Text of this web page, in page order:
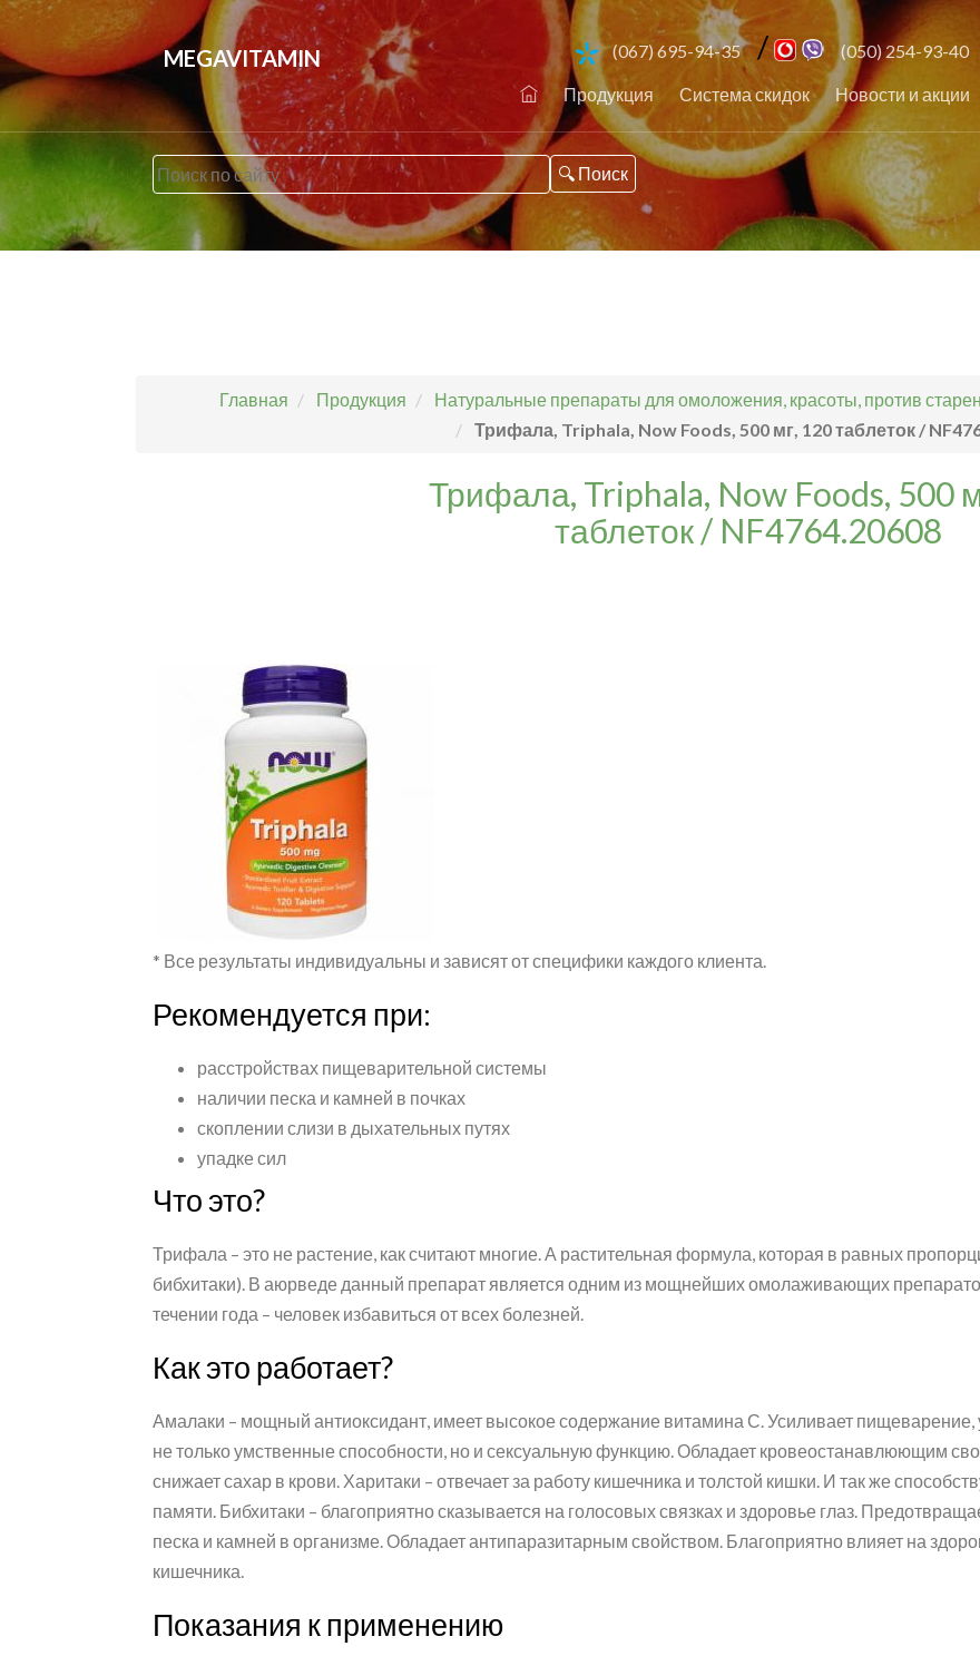
MEGAVITAMIN (067) 695-94-35 / (050) 254-93-40
Продукция Система скидок Новости и акции
Главная Продукция
Натуральные препараты для омоложения, красоты, против
Трифала, Triphala, Now Foods, 500 мг, 120 таблеток /
Трифала, Triphala, Now Foods, 500
таблеток / NF4764.20608
* Все результаты индивидуальны и зависят от специфики каждого клиента.
Рекомендуется при:
расстройствах пищеварительной системы
наличии песка и камней в почках
скоплении слизи в дыхательных путях
упадке сил
Что это?
Трифала – это не растение, как считают многие. А растительная формула, которая в равных
бибхитаки). В аюрведе данный препарат является одним из мощнейших омолаживающих
течении года – человек избавиться от всех болезней.
Как это работает?
Амалаки – мощный антиоксидант, имеет высокое содержание витамина С. Усиливает пищеварение,
не только умственные способности, но и сексуальную функцию. Обладает кровеостанавлюющим
снижает сахар в крови. Харитаки – отвечает за работу кишечника и толстой кишки. И так же
памяти. Бибхитаки – благоприятно сказывается на голосовых связках и здоровье глаз.
песка и камней в организме. Обладает антипаразитарным свойством. Благоприятно влияет на
кишечника.
Показания к применению